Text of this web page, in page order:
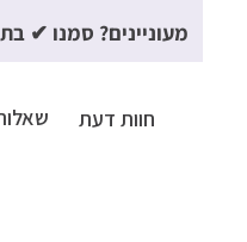
מעוניינים? סמנו ✔
חוות דעת